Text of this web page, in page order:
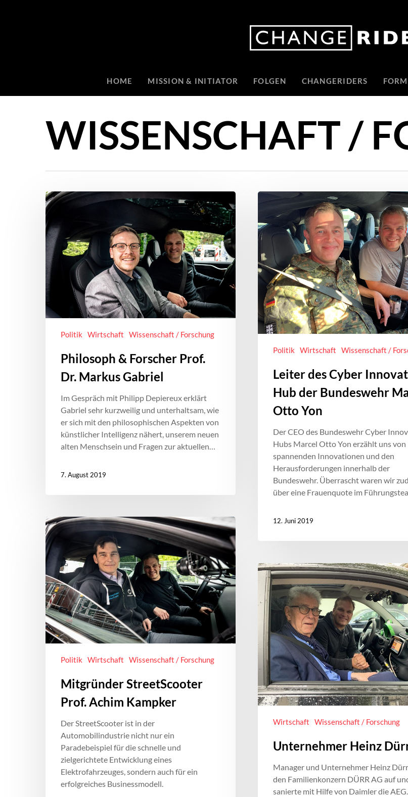
HOME MISSION & INITIATOR FOLGEN CHANGERIDERS
WISSENSCHAFT /
Politik Wirtschaft Wissenschaft / Forschung
Philosoph & Forscher Prof.
Dr. Markus Gabriel
Im Gespräch mit Philipp Depiereux erklärt
Gabriel sehr kurzweilig und unterhaltsam, wie
er sich mit den philosophischen Aspekten von
künstlicher Intelligenz nähert, unserem neuen
alten Menschsein und Fragen zur aktuellen…
7. August 2019
Politik Wirtschaft Wissenschaft /
Leiter des Cyber
Hub der Bundeswehr
Otto Yon
Der CEO des Bundeswehr Cyber
Hubs Marcel Otto Yon erzählt uns von
spannenden Innovationen und den
Herausforderungen innerhalb der
Bundeswehr. Überrascht waren wir
über eine Frauenquote im
12. Juni 2019
Politik Wirtschaft Wissenschaft / Forschung
Mitgründer StreetScooter
Prof. Achim Kampker
Der StreetScooter ist in der
Automobilindustrie nicht nur ein
Paradebeispiel für die schnelle und
zielgerichtete Entwicklung eines
Elektrofahrzeuges, sondern auch für ein
erfolgreiches Businessmodell.
Wirtschaft Wissenschaft / Forschung
Unternehmer Heinz
Manager und Unternehmer Heinz
den Familienkonzern DÜRR AG auf
sanierte mit Hilfe von Daimler die